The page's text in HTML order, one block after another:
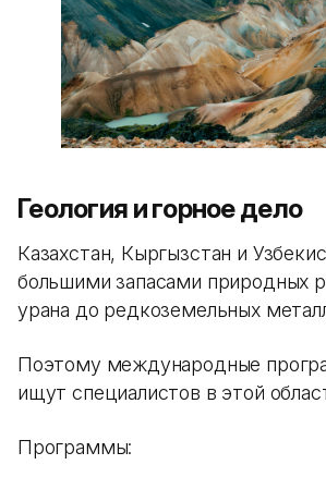
Геология и горное дело
Казахстан, Кыргызстан и
большими запасами природных
урана до редкоземельных
Поэтому международные
ищут специалистов в этой
Программы: